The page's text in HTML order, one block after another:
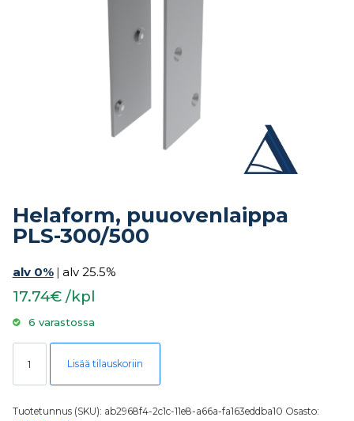
Helaform, puuovenlaippa
PLS-300/500
alv 0% | alv 25.5%
17.74€ /kpl
6 varastossa
Helaform, puuovenlaippa PLS-300/500 määrä
Lisää tilauskoriin
Tuotetunnus (SKU): ab2968f4-2c1c-11e8-a66a-fa163eddba10 Osasto: